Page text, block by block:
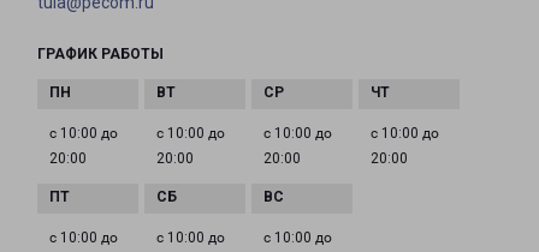
ГРАФИК РАБОТЫ
с 10:00 до
20:00
с 10:00 до
20:00
с 10:00 до
20:00
с 10:00 до
20:00
с 10:00 до
с 10:00 до
с 10:00 до